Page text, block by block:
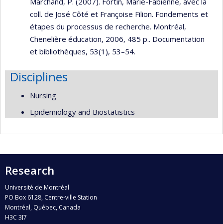
coll. de José Côté et Françoise Filion. Fondements et
étapes du processus de recherche. Montréal,
Chenelière éducation, 2006, 485 p.. Documentation
et bibliothèques, 53(1), 53–54.
Disciplines
Nursing
Epidemiology and Biostatistics
Research
Université de Montréal
PO Box 6128, Centre-ville Station
Montréal, Québec, Canada
H3C 3J7